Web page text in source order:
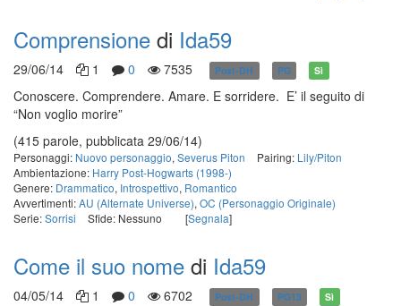
Comprensione di Ida59
29/06/14 1 0 7535 Post-DH PG Sì
Conoscere. Comprendere. Amare. E sorridere. E’ il seguito di
“Non voglio morire”
(415 parole, pubblicata 29/06/14)
Personaggi: Nuovo personaggio, Severus Piton Pairing: Lily/Piton
Ambientazione: Harry Post-Hogwarts (1998-)
Genere: Drammatico, Introspettivo, Romantico
Avvertimenti:AU (Alternate Universe), OC (Personaggio Originale)
Serie:Sorrisi Sfide: Nessuno [Segnala]
Come il suo nome di Ida59
04/05/14 1 0 6702 Post-DH PG13 Sì